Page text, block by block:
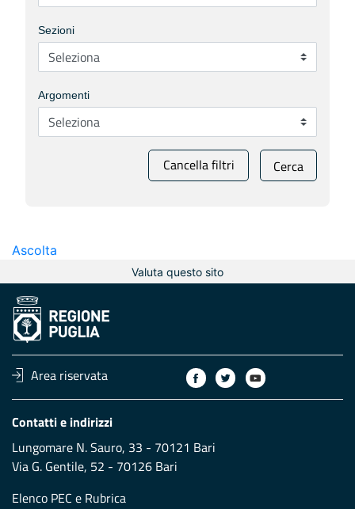
Sezioni
Argomenti
Cancella filtri Cerca
Ascolta
Valuta questo sito
Area riservata
Contatti e indirizzi
Lungomare N. Sauro, 33 - 70121 Bari
Via G. Gentile, 52 - 70126 Bari
Elenco PEC e Rubrica